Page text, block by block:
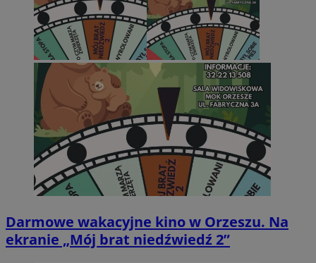
Darmowe wakacyjne kino w Orzeszu. Na
ekranie „Mój brat niedźwiedź 2”